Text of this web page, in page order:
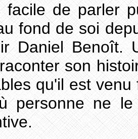
facile de parler
fond de soi
Daniel Benoît.
son
qu'il est
personne ne